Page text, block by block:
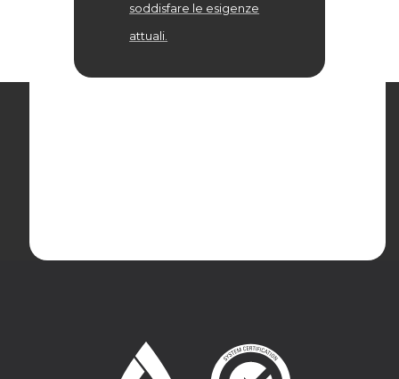
soddisfare le esigenze
attuali.